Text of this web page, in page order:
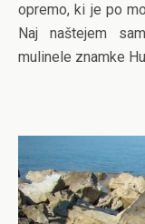
opremo, ki je po
Naj naštejem
mulinele znamke